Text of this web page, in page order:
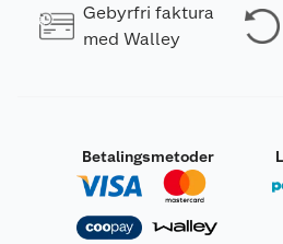
Gebyrfri faktura
med Walley
Betalingsmetoder